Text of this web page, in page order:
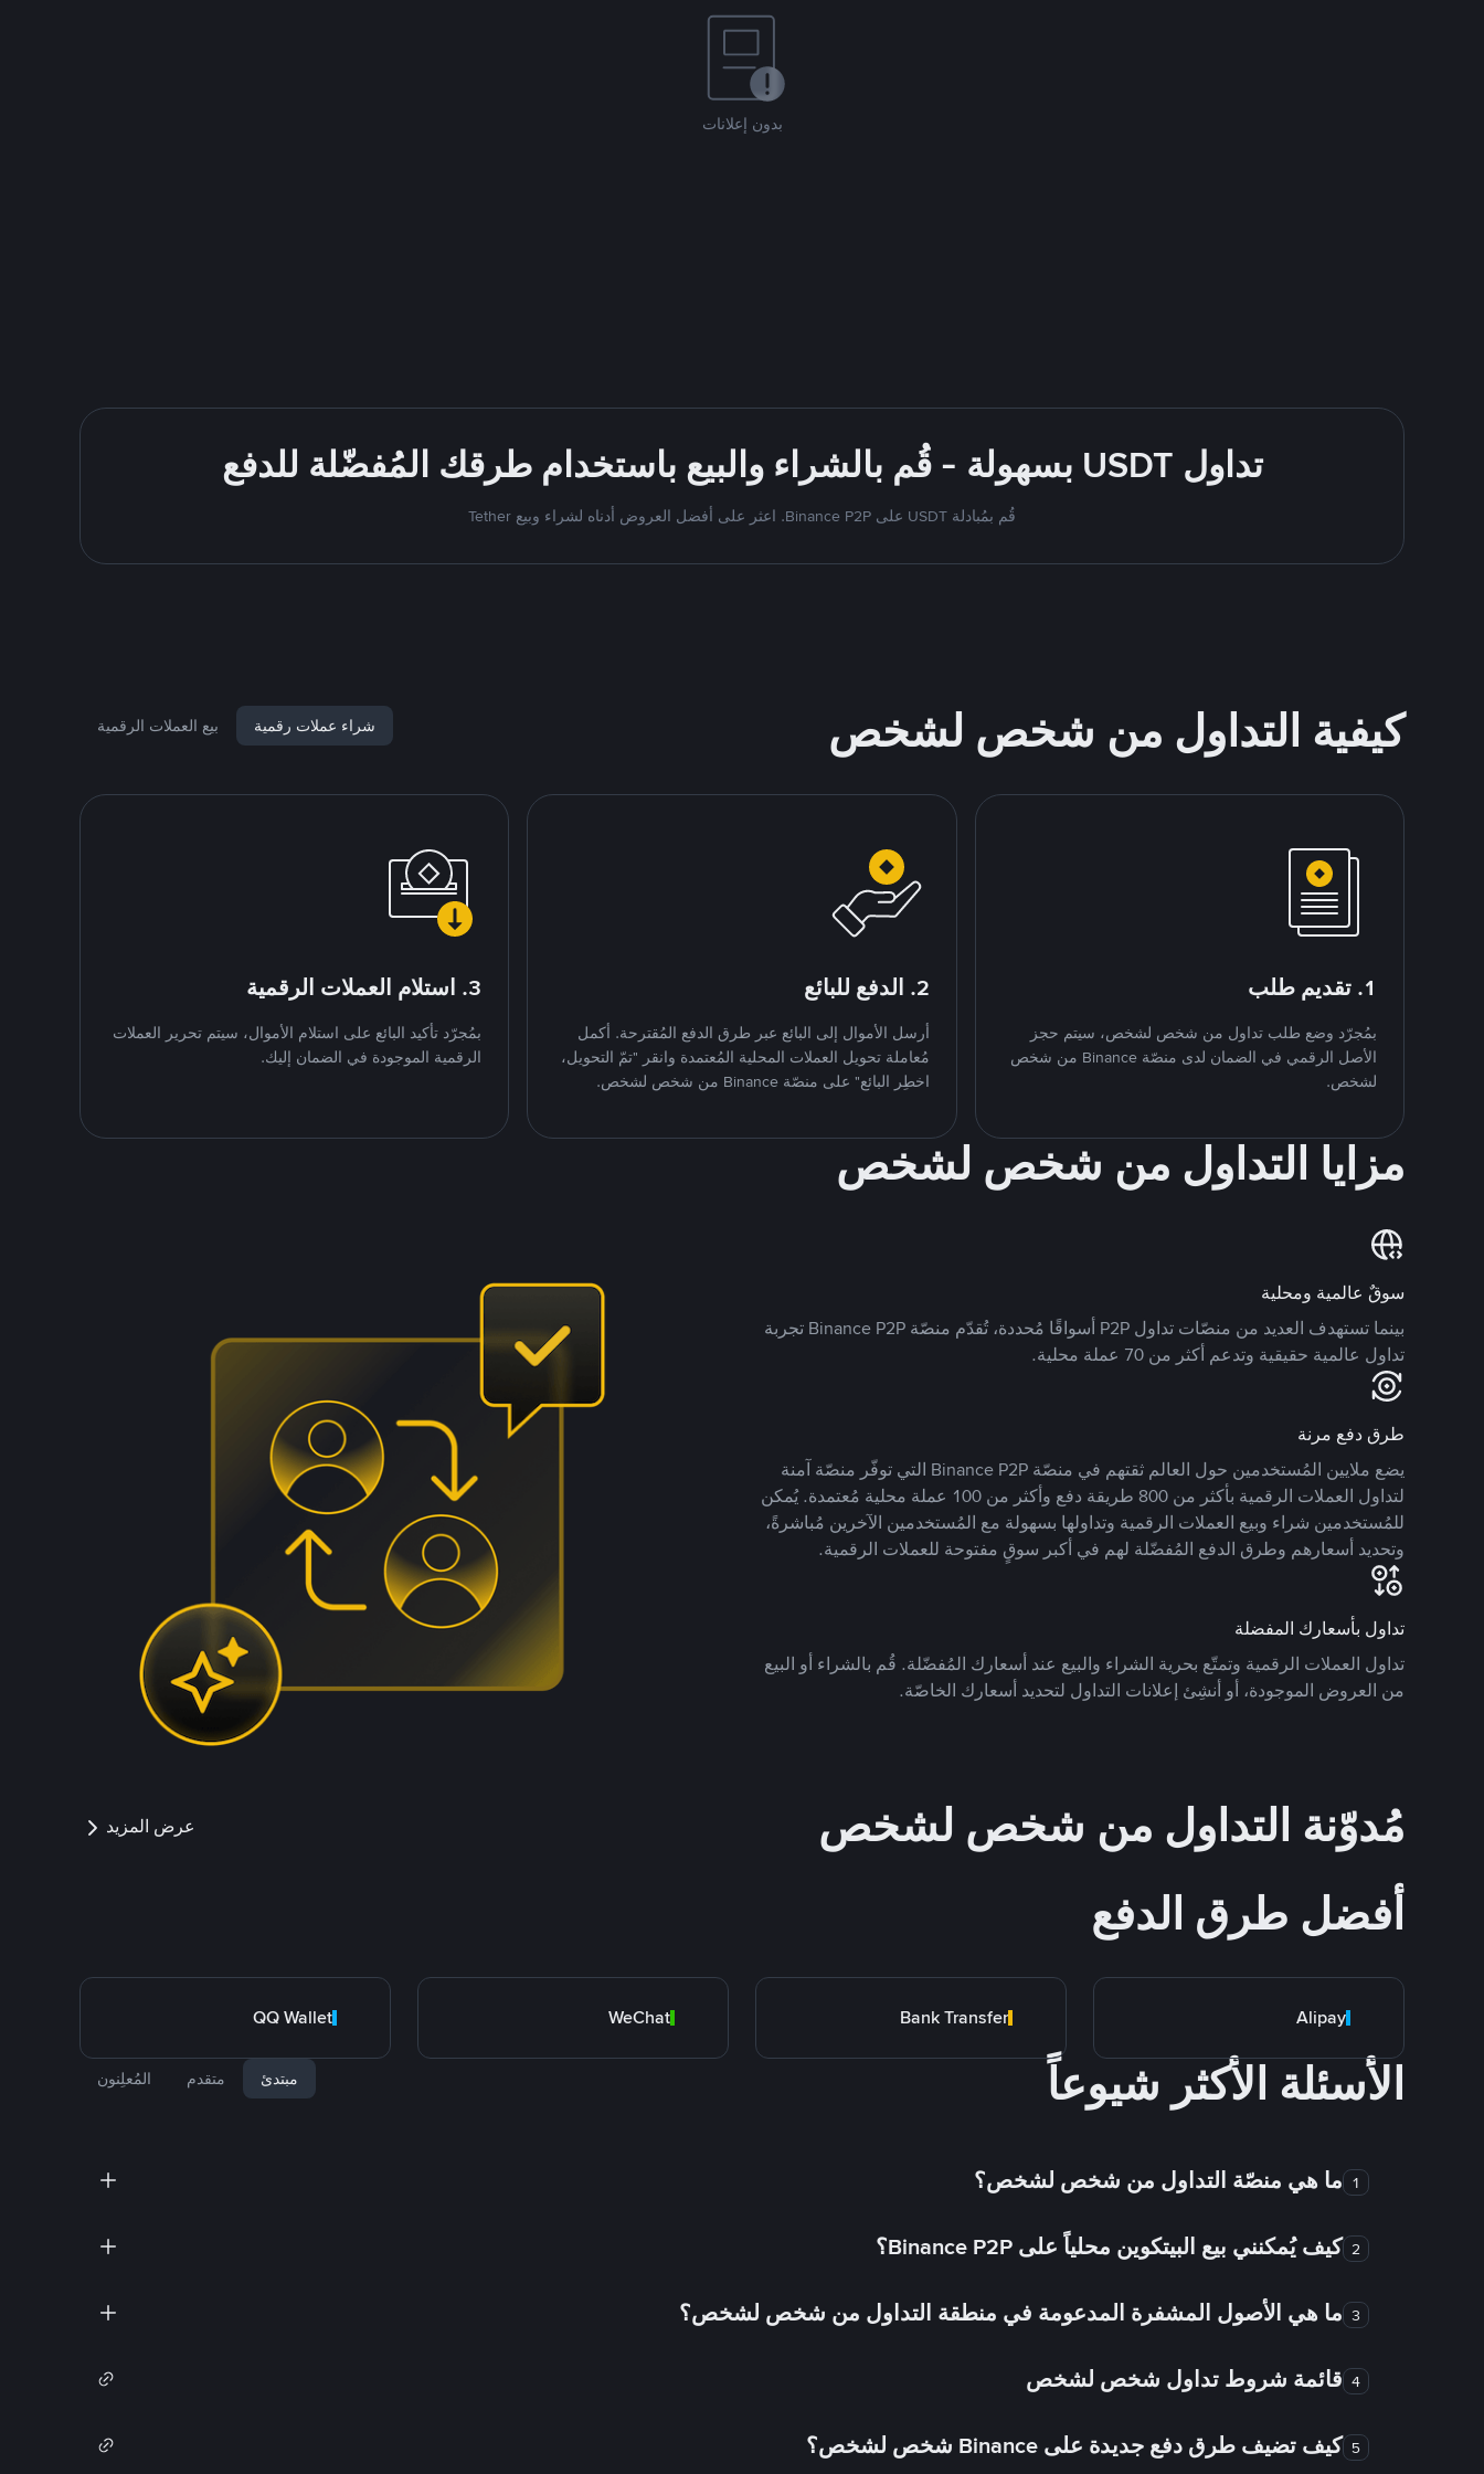
بدون إعلانات
تداول USDT بسهولة - قُم بالشراء والبيع باستخدام طرقك المُفضّلة للدفع
قُم بمُبادلة USDT على Binance P2P. اعثر على أفضل العروض أدناه لشراء وبيع Tether
كيفية التداول من شخص لشخص شراء عملات رقمية بيع العملات الرقمية
1. تقديم طلب
بمُجرّد وضع طلب تداول من شخص لشخص، سيتم حجز
الأصل الرقمي في الضمان لدى منصّة Binance من شخص
لشخص.
2. الدفع للبائع
أرسل الأموال إلى البائع عبر طرق الدفع المُقترحة. أكمل
مُعاملة تحويل العملات المحلية المُعتمدة وانقر "تمّ التحويل،
اخطِر البائع" على منصّة Binance من شخص لشخص.
3. استلام العملات الرقمية
بمُجرّد تأكيد البائع على استلام الأموال، سيتم تحرير العملات
الرقمية الموجودة في الضمان إليك.
مزايا التداول من شخص لشخص
سوقٌ عالمية ومحلية
بينما تستهدف العديد من منصّات تداول P2P أسواقًا مُحددة، تُقدّم منصّة Binance P2P تجربة
تداول عالمية حقيقية وتدعم أكثر من 70 عملة محلية.
طرق دفع مرنة
يضع ملايين المُستخدمين حول العالم ثقتهم في منصّة Binance P2P التي توفّر منصّة آمنة
لتداول العملات الرقمية بأكثر من 800 طريقة دفع وأكثر من 100 عملة محلية مُعتمدة. يُمكن
للمُستخدمين شراء وبيع العملات الرقمية وتداولها بسهولة مع المُستخدمين الآخرين مُباشرةً،
وتحديد أسعارهم وطرق الدفع المُفضّلة لهم في أكبر سوقٍ مفتوحة للعملات الرقمية.
تداول بأسعارك المفضلة
تداول العملات الرقمية وتمتّع بحرية الشراء والبيع عند أسعارك المُفضّلة. قُم بالشراء أو البيع
من العروض الموجودة، أو أنشِئ إعلانات التداول لتحديد أسعارك الخاصّة.
مُدوّنة التداول من شخص لشخص عرض المزيد
أفضل طرق الدفع
Alipay
Bank Transfer
WeChat
QQ Wallet
الأسئلة الأكثر شيوعاً مبتدئ متقدم المُعلِنون
1 ما هي منصّة التداول من شخص لشخص؟
2 كيف يُمكنني بيع البيتكوين محلياً على Binance P2P؟
3 ما هي الأصول المشفرة المدعومة في منطقة التداول من شخص لشخص؟
4 قائمة شروط تداول شخص لشخص
5 كيف تضيف طرق دفع جديدة على Binance شخص لشخص؟